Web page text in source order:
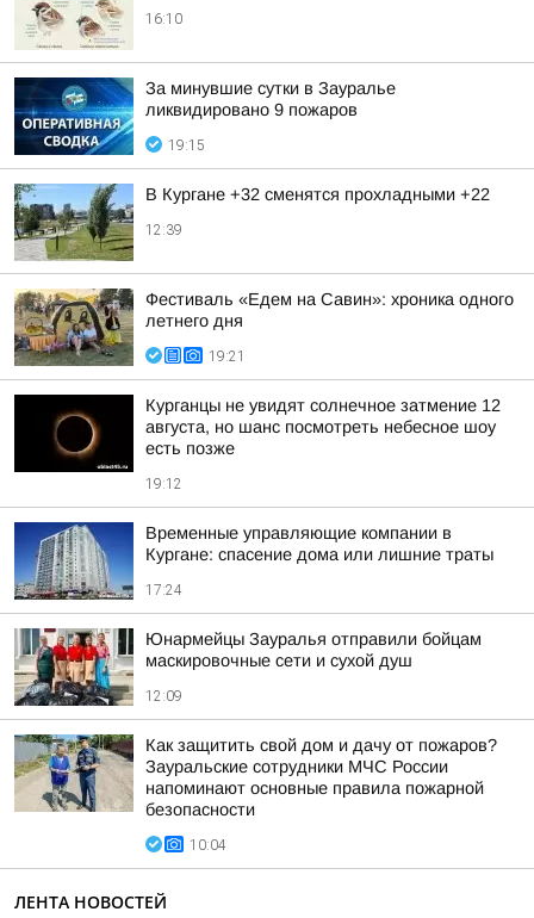
16:10
За минувшие сутки в Зауралье
ликвидировано 9 пожаров
19:15
В Кургане +32 сменятся прохладными +22
12:39
Фестиваль «Едем на Савин»: хроника одного
летнего дня
19:21
Курганцы не увидят солнечное затмение 12
августа, но шанс посмотреть небесное шоу
есть позже
19:12
Временные управляющие компании в
Кургане: спасение дома или лишние траты
17:24
Юнармейцы Зауралья отправили бойцам
маскировочные сети и сухой душ
12:09
Как защитить свой дом и дачу от пожаров?
Зауральские сотрудники МЧС России
напоминают основные правила пожарной
безопасности
10:04
ЛЕНТА НОВОСТЕЙ